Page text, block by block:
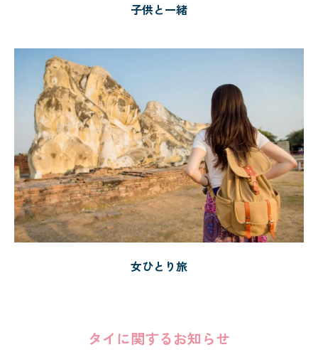
子供と一緒
女ひとり旅
タイに関するお知らせ